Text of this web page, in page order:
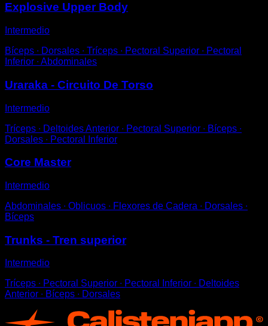
Explosive Upper Body
Intermedio
Bíceps ∙ Dorsales ∙ Tríceps ∙ Pectoral Superior ∙ Pectoral
Inferior ∙ Abdominales
Uraraka - Circuito De Torso
Intermedio
Tríceps ∙ Deltoides Anterior ∙ Pectoral Superior ∙ Bíceps ∙
Dorsales ∙ Pectoral Inferior
Core Master
Intermedio
Abdominales ∙ Oblicuos ∙ Flexores de Cadera ∙ Dorsales ∙
Bíceps
Trunks - Tren superior
Intermedio
Tríceps ∙ Pectoral Superior ∙ Pectoral Inferior ∙ Deltoides
Anterior ∙ Bíceps ∙ Dorsales